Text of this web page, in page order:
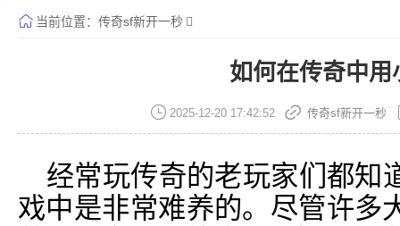
当前位置： 传奇sf新开一秒
如何在传奇中用
2025-12-20 17:42:52 传奇sf新开一秒
经常玩传奇的老玩家们都知
戏中是非常难养的。尽管许多